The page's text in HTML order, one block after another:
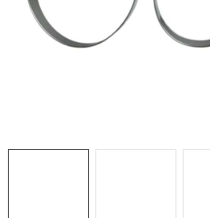
DÁRKOVÉ POUKAZY
NOVÉ ZBOŽÍ